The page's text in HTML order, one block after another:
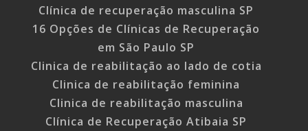
Clínica de recuperação masculina SP
16 Opções de Clínicas de Recuperação
em São Paulo SP
Clinica de reabilitação ao lado de cotia
Clinica de reabilitação feminina
Clinica de reabilitação masculina
Clínica de Recuperação Atibaia SP